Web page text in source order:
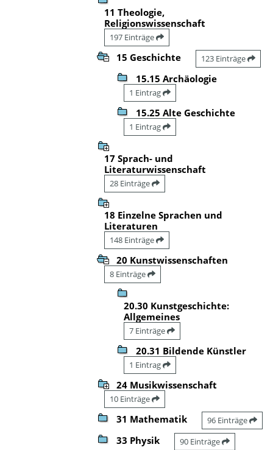
11 Theologie,
Religionswissenschaft
197 Einträge
15 Geschichte 123 Einträge
15.15 Archäologie
1 Eintrag
15.25 Alte Geschichte
1 Eintrag
17 Sprach- und
Literaturwissenschaft
28 Einträge
18 Einzelne Sprachen und
Literaturen
148 Einträge
20 Kunstwissenschaften
8 Einträge
20.30 Kunstgeschichte:
Allgemeines
7 Einträge
20.31 Bildende Künstler
1 Eintrag
24 Musikwissenschaft
10 Einträge
31 Mathematik 96 Einträge
33 Physik 90 Einträge